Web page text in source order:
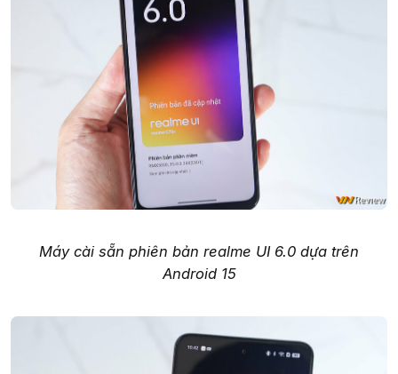
Máy cài sẵn phiên bản realme UI 6.0 dựa trên
Android 15